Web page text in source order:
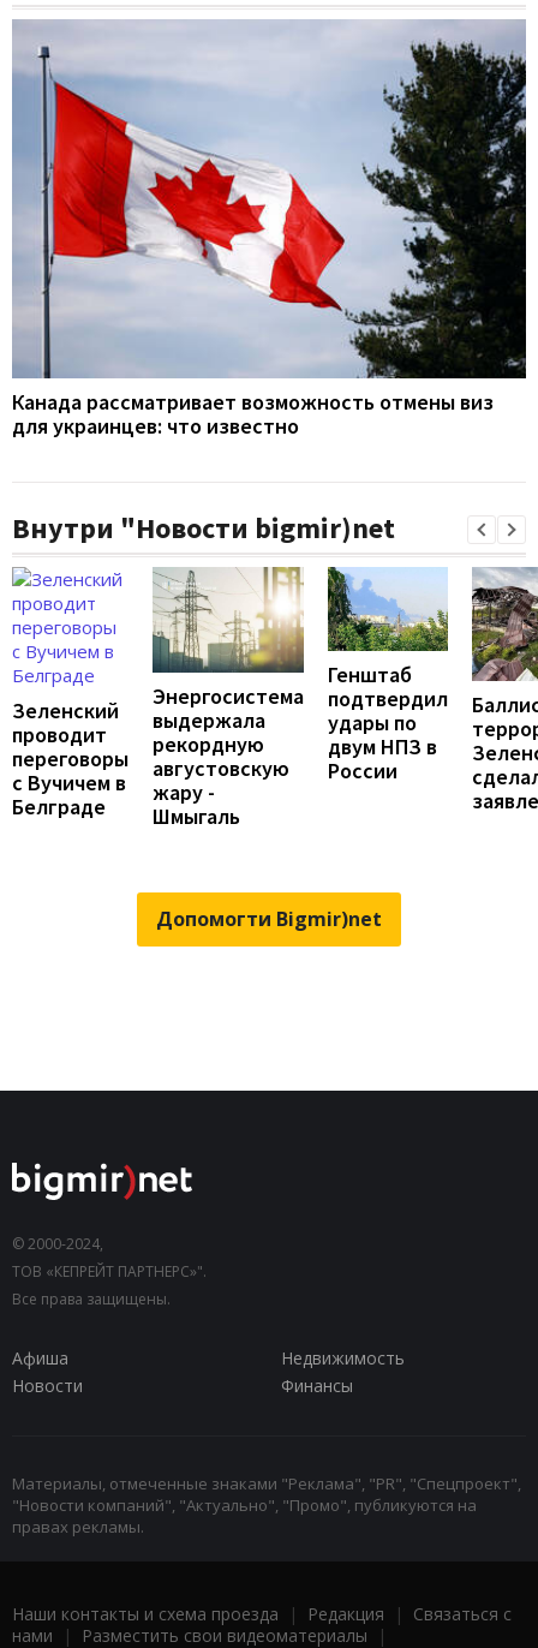
Канада рассматривает возможность отмены виз
для украинцев: что известно
Внутри "Новости bigmir)net
Зеленский
проводит
переговоры
с Вучичем в
Белграде
Энергосистема
выдержала
рекордную
августовскую
жару -
Шмыгаль
Генштаб
подтвердил
удары по
двум НПЗ в
России
Допомогти Bigmir)net
© 2000-2024,
ТОВ «КЕПРЕЙТ ПАРТНЕРС»".
Все права защищены.
Афиша
Недвижимость
Новости
Финансы
Материалы, отмеченные знаками "Реклама", "PR", "Спецпроект",
"Новости компаний", "Актуально", "Промо", публикуются на
правах рекламы.
Наши контакты и схема проезда | Редакция | Связаться с
нами | Разместить свои видеоматериалы |